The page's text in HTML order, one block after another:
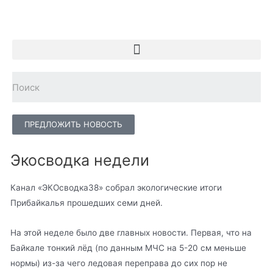
ПРЕДЛОЖИТЬ НОВОСТЬ
Экосводка недели
Канал «ЭКОсводка38» собрал экологические итоги
Прибайкалья прошедших семи дней.
На этой неделе было две главных новости. Первая, что на
Байкале тонкий лёд (по данным МЧС на 5-20 см меньше
нормы) из-за чего ледовая переправа до сих пор не